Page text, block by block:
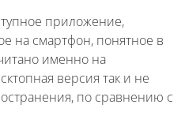
приложение,
на смартфон, понятное в
именно на
версия так и не
по сравнению с